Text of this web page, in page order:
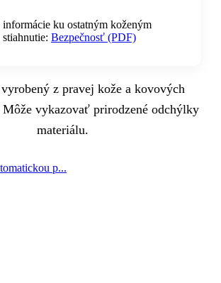
informácie ku ostatným koženým
Bezpečnosť (PDF)
z pravej kože a kovových
Môže vykazovať prirodzené odchýlky
materiálu.
p...